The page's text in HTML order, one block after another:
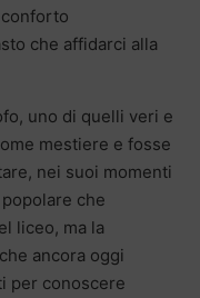
che affidarci alla
uno di quelli veri e
mestiere e fosse
nei suoi momenti
che
liceo, ma la
ancora oggi
per conoscere